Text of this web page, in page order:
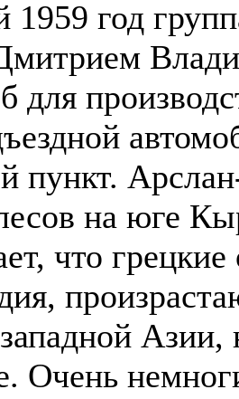
год
для
пункт.
на юге
что
Азии,
Очень